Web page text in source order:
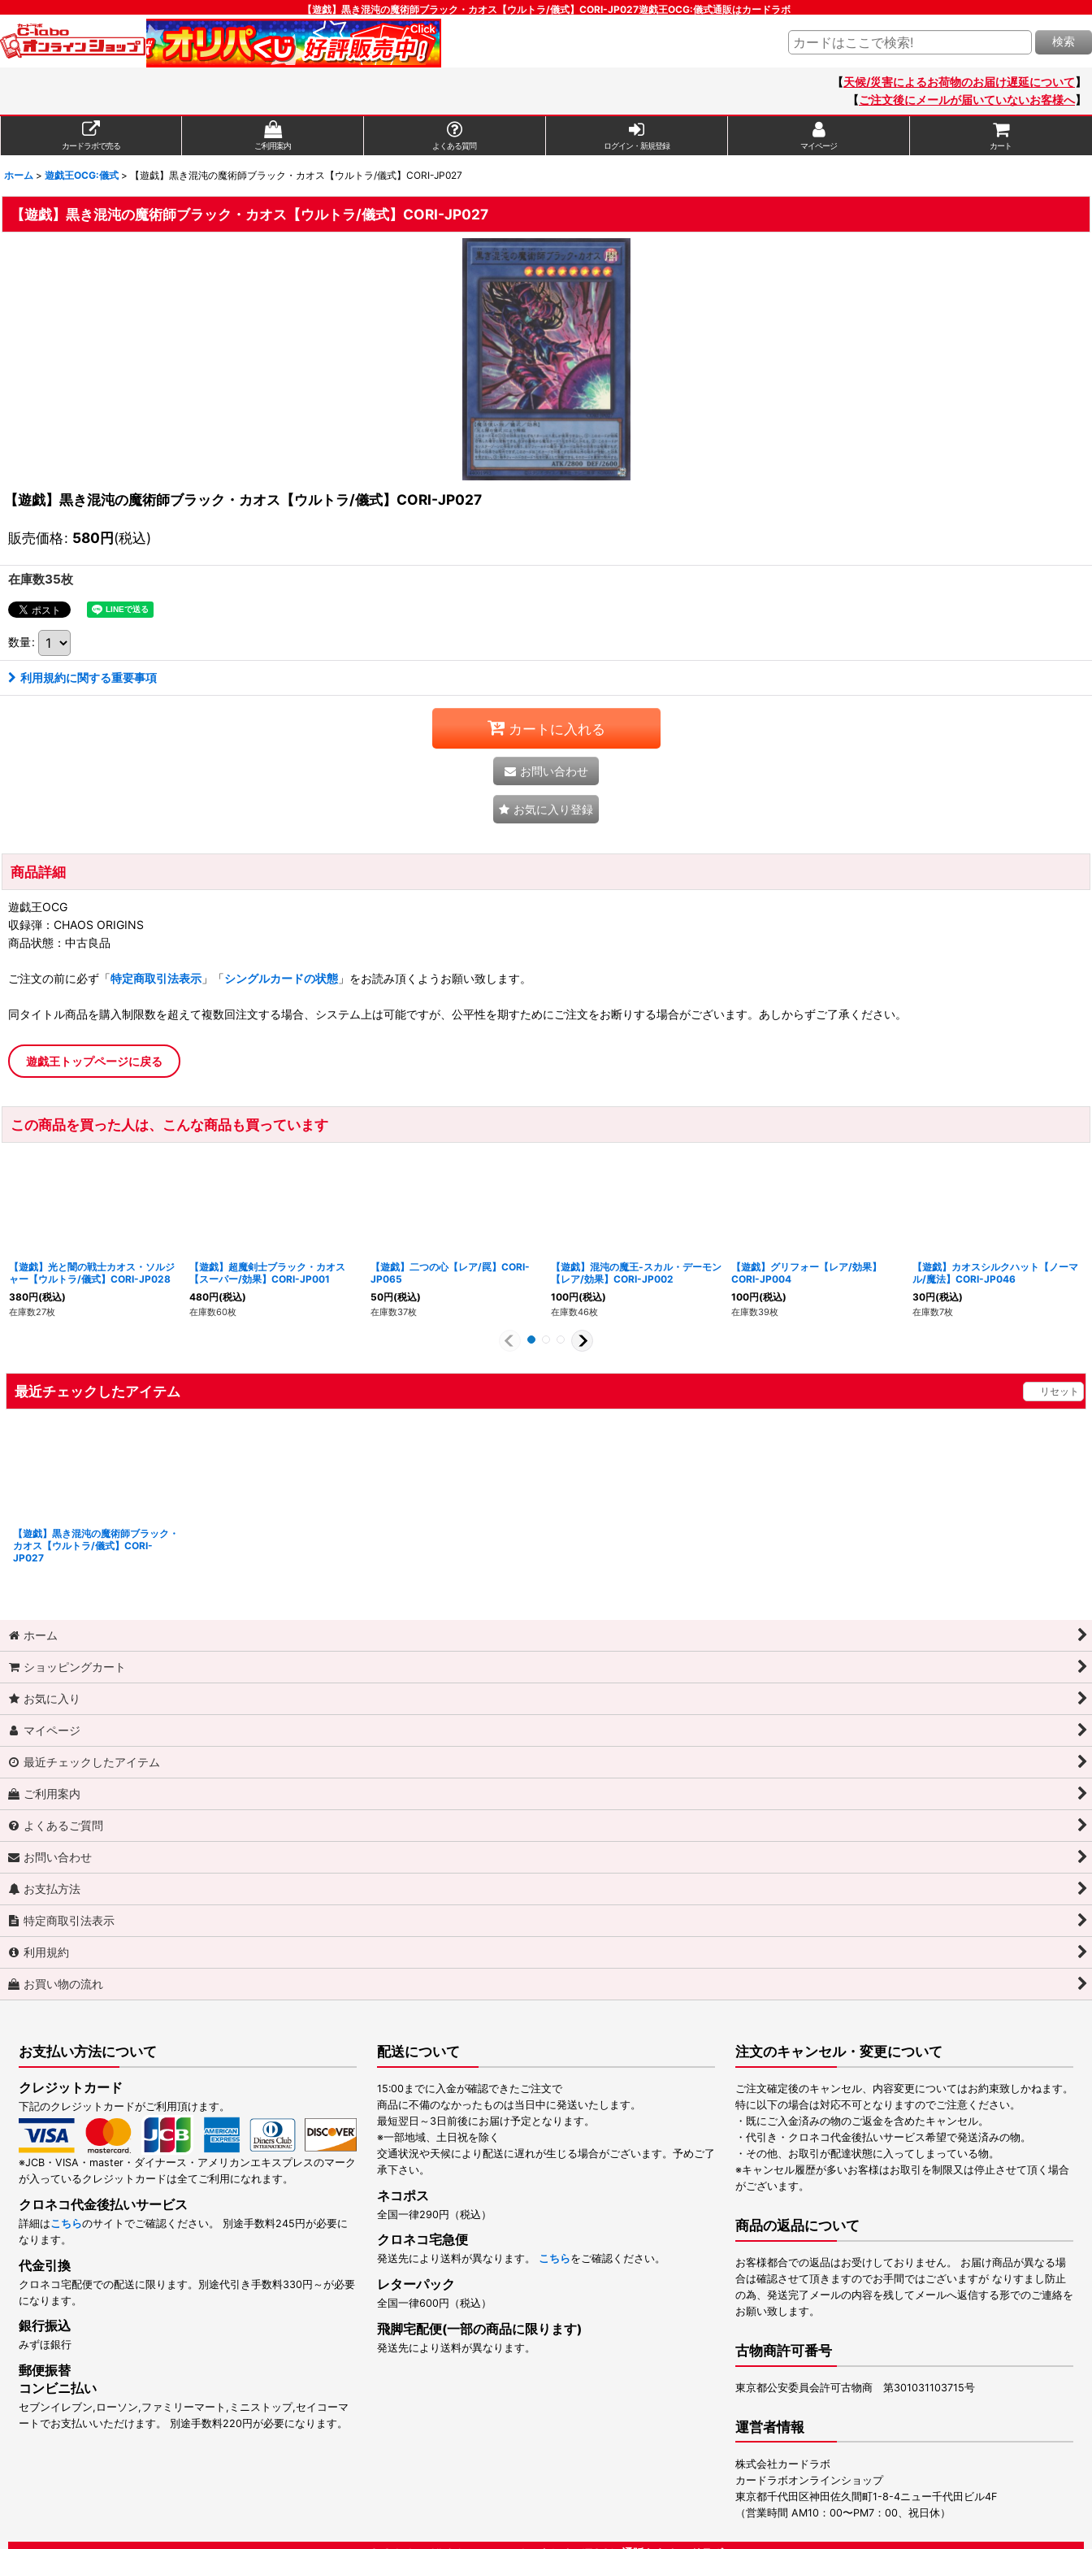
【遊戯】黒き混沌の魔術師ブラック・カオス【ウルトラ/儀式】CORI-JP027遊戯王OCG:儀式通販はカードラボ
検索
【天候/災害によるお荷物のお届け遅延について】
【ご注文後にメールが届いていないお客様へ】
カードラボで売る ご利用案内 よくある質問 ログイン・新規登録 マイページ カート
ホーム > 遊戯王OCG:儀式 > 【遊戯】黒き混沌の魔術師ブラック・カオス【ウルトラ/儀式】CORI-JP027
【遊戯】黒き混沌の魔術師ブラック・カオス【ウルトラ/儀式】CORI-JP027
【遊戯】黒き混沌の魔術師ブラック・カオス【ウルトラ/儀式】CORI-JP027
販売価格: 580円(税込)
在庫数35枚
数量:
利用規約に関する重要事項
カートに入れる
お問い合わせ
お気に入り登録
商品詳細
遊戯王OCG
収録弾：CHAOS ORIGINS
商品状態：中古良品
ご注文の前に必ず「特定商取引法表示 」「シングルカードの状態 」をお読み頂くようお願い致します。
同タイトル商品を購入制限数を超えて複数回注文する場合、システム上は可能ですが、公平性を期すためにご注文をお断りする場合がございます。あしからずご了承ください。
遊戯王トップページに戻る
この商品を買った人は、こんな商品も買っています
【遊戯】光と闇の戦士カオス・ソルジ
ャー【ウルトラ/儀式】CORI-JP028
380円(税込)
在庫数27枚
【遊戯】超魔剣士ブラック・カオス
【スーパー/効果】CORI-JP001
480円(税込)
在庫数60枚
【遊戯】二つの心【レア/罠】CORI-
JP065
50円(税込)
在庫数37枚
【遊戯】混沌の魔王-スカル・デーモン
【レア/効果】CORI-JP002
100円(税込)
在庫数46枚
【遊戯】グリフォー【レア/効果】
CORI-JP004
100円(税込)
在庫数39枚
【遊戯】カオスシルクハット【ノーマ
ル/魔法】CORI-JP046
30円(税込)
在庫数7枚
最近チェックしたアイテム リセット
【遊戯】黒き混沌の魔術師ブラック・
カオス【ウルトラ/儀式】CORI-
JP027
ホーム
ショッピングカート
お気に入り
マイページ
最近チェックしたアイテム
ご利用案内
よくあるご質問
お問い合わせ
お支払方法
特定商取引法表示
利用規約
お買い物の流れ
お支払い方法について
クレジットカード
下記のクレジットカードがご利用頂けます。
※JCB・VISA・master・ダイナース・アメリカンエキスプレスのマーク
が入っているクレジットカードは全てご利用になれます。
クロネコ代金後払いサービス
詳細はこちらのサイトでご確認ください。 別途手数料245円が必要に
なります。
代金引換
クロネコ宅配便での配送に限ります。別途代引き手数料330円～が必要
になります。
銀行振込
みずほ銀行
郵便振替
コンビニ払い
セブンイレブン,ローソン,ファミリーマート,ミニストップ,セイコーマ
ートでお支払いいただけます。 別途手数料220円が必要になります。
配送について
15:00までに入金が確認できたご注文で
商品に不備のなかったものは当日中に発送いたします。
最短翌日～3日前後にお届け予定となります。
※一部地域、土日祝を除く
交通状況や天候により配送に遅れが生じる場合がございます。予めご了
承下さい。
ネコポス
全国一律290円（税込）
クロネコ宅急便
発送先により送料が異なります。 こちらをご確認ください。
レターパック
全国一律600円（税込）
飛脚宅配便(一部の商品に限ります)
発送先により送料が異なります。
注文のキャンセル・変更について
ご注文確定後のキャンセル、内容変更についてはお約束致しかねます。
特に以下の場合は対応不可となりますのでご注意ください。
・既にご入金済みの物のご返金を含めたキャンセル。
・代引き・クロネコ代金後払いサービス希望で発送済みの物。
・その他、お取引が配達状態に入ってしまっている物。
※キャンセル履歴が多いお客様はお取引を制限又は停止させて頂く場合
がございます。
商品の返品について
お客様都合での返品はお受けしておりません。 お届け商品が異なる場
合は確認させて頂きますのでお手間ではございますが なりすまし防止
の為、発送完了メールの内容を残してメールへ返信する形でのご連絡を
お願い致します。
古物商許可番号
東京都公安委員会許可古物商 第301031103715号
運営者情報
株式会社カードラボ
カードラボオンラインショップ
東京都千代田区神田佐久間町1-8-4ニュー千代田ビル4F
（営業時間 AM10：00〜PM7：00、祝日休）